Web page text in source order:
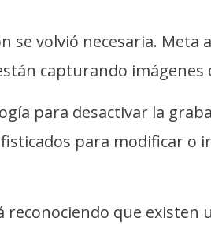
se volvió necesaria.
capturando imágenes
para desactivar la
para modificar o
que existen